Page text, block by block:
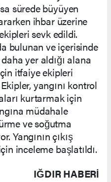
sürede büyüyen
ihbar üzerine
sevk edildi.
bulunan ve içerisinde
yer aldığı alana
itfaiye ekipleri
yangını kontrol
kurtarmak için
müdahale
ve soğutma
Yangının çıkış
inceleme başlatıldı.
IĞDIR HABERİ